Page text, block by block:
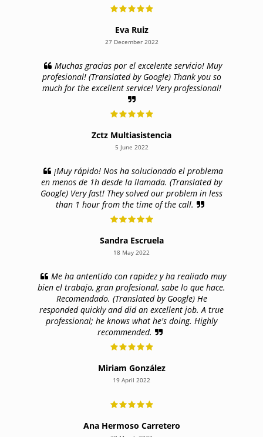
Eva Ruiz
27 December 2022
Muchas gracias por el excelente servicio! Muy
profesional! (Translated by Google) Thank you so
much for the excellent service! Very professional!
Zctz Multiasistencia
5 June 2022
¡Muy rápido! Nos ha solucionado el problema
en menos de 1h desde la llamada. (Translated by
Google) Very fast! They solved our problem in less
than 1 hour from the time of the call.
Sandra Escruela
18 May 2022
Me ha antentido con rapidez y ha realiado muy
bien el trabajo, gran profesional, sabe lo que hace.
Recomendado. (Translated by Google) He
responded quickly and did an excellent job. A true
professional; he knows what he's doing. Highly
recommended.
Miriam González
19 April 2022
Ana Hermoso Carretero